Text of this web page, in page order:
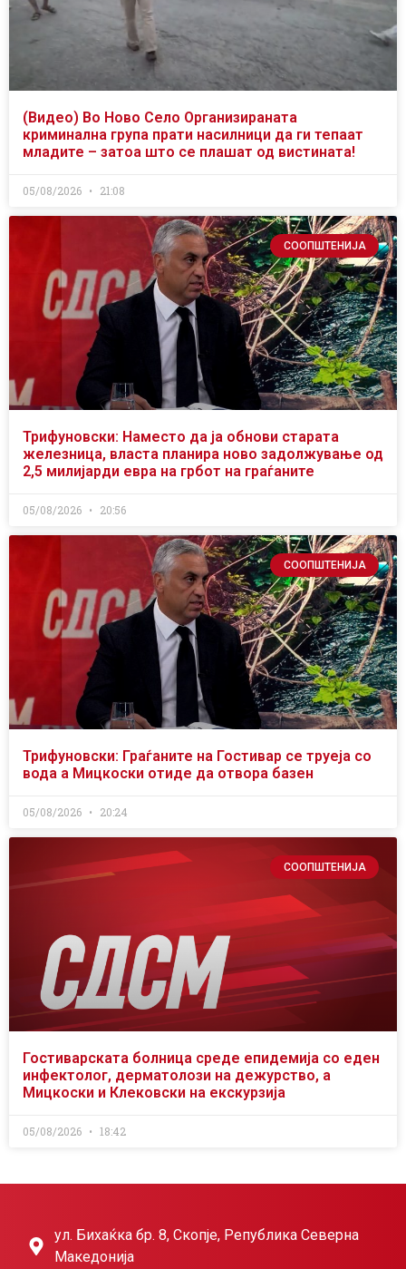
(Видео) Во Ново Село Организираната
криминална група прати насилници да ги тепаат
младите – затоа што се плашат од вистината!
05/08/2026 21:08
СООПШТЕНИЈА
Трифуновски: Наместо да ја обнови старата
железница, власта планира ново задолжување од
2,5 милијарди евра на грбот на граѓаните
05/08/2026 20:56
СООПШТЕНИЈА
Трифуновски: Граѓаните на Гостивар се труеја со
вода а Мицкоски отиде да отвора базен
05/08/2026 20:24
СООПШТЕНИЈА
Гостиварската болница среде епидемија со еден
инфектолог, дерматолози на дежурство, а
Мицкоски и Клековски на екскурзија
05/08/2026 18:42
ул. Бихаќка бр. 8, Скопје, Република Северна
Македонија